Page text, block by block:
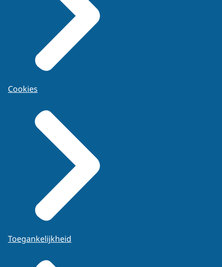
Cookies
Toegankelijkheid